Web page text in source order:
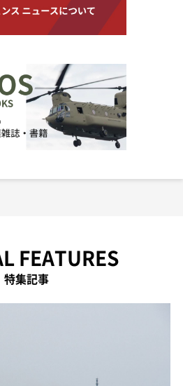
FEATURES
特集記事